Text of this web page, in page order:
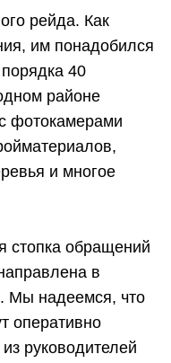
рейда. Как
им понадобился
40
районе
фотокамерами
и многое
стопка обращений
в
Мы надеемся, что
оперативно
руководителей